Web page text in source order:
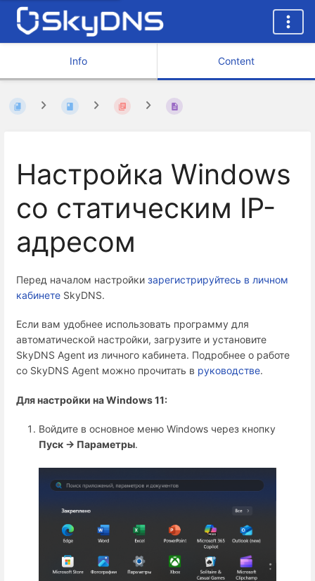
Info Content
Настройка Windows
со статическим IP-
адресом
Перед началом настройки зарегистрируйтесь в личном
кабинете SkyDNS.
Если вам удобнее использовать программу для
автоматической настройки, загрузите и установите
SkyDNS Agent из личного кабинета. Подробнее о работе
со SkyDNS Agent можно прочитать в руководстве.
Для настройки на Windows 11:
Войдите в основное меню Windows через кнопку
Пуск → Параметры.